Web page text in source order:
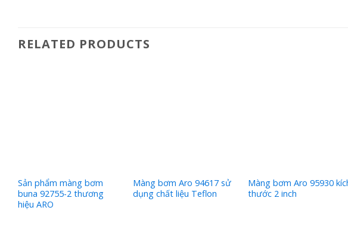
RELATED PRODUCTS
Sản phẩm màng bơm
buna 92755-2 thương
hiệu ARO
Màng bơm Aro 94617 sử
dụng chất liệu Teflon
Màng bơm Aro 95930
thước 2 inch